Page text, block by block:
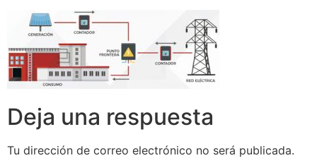
Deja una respuesta
Tu dirección de correo electrónico no será publicada.